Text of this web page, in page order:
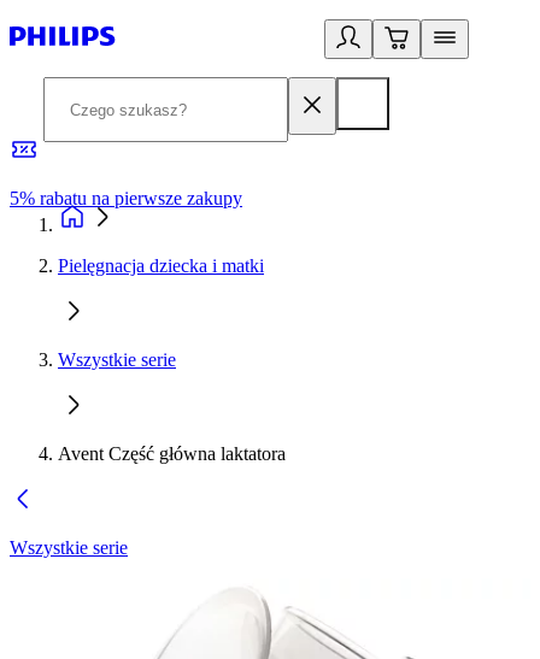
5% rabatu na pierwsze zakupy
Pielęgnacja dziecka i matki
Wszystkie serie
Avent Część główna laktatora
Wszystkie serie